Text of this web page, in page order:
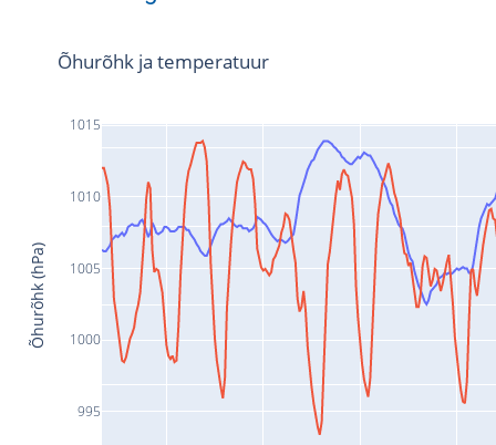
995
1000
1005
1010
1015
Õhurõhk ja temperatuur
Õhurõhk (hPa)